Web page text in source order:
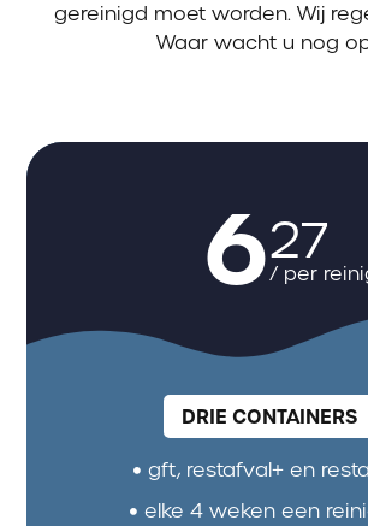
gereinigd moet worden. Wij
Waar wacht u nog
627
/ per
DRIE CONTAINERS
gft, restafval+ en
elke 4 weken een